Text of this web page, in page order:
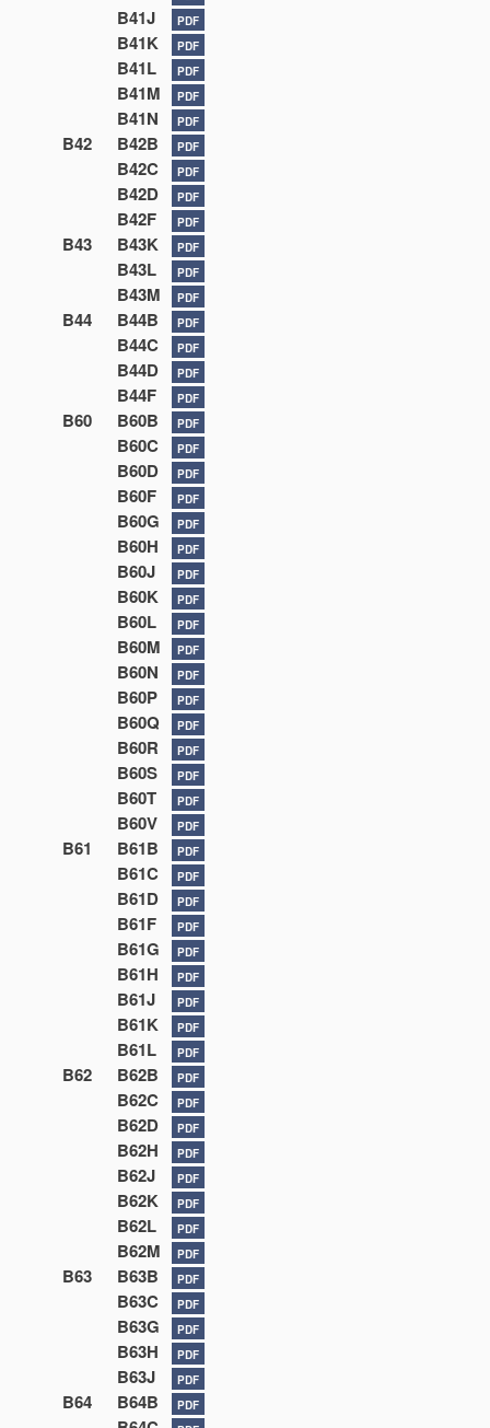
B41J PDF
B41K PDF
B41L PDF
B41M PDF
B41N PDF
B42 B42B PDF
B42C PDF
B42D PDF
B42F PDF
B43 B43K PDF
B43L PDF
B43M PDF
B44 B44B PDF
B44C PDF
B44D PDF
B44F PDF
B60 B60B PDF
B60C PDF
B60D PDF
B60F PDF
B60G PDF
B60H PDF
B60J PDF
B60K PDF
B60L PDF
B60M PDF
B60N PDF
B60P PDF
B60Q PDF
B60R PDF
B60S PDF
B60T PDF
B60V PDF
B61 B61B PDF
B61C PDF
B61D PDF
B61F PDF
B61G PDF
B61H PDF
B61J PDF
B61K PDF
B61L PDF
B62 B62B PDF
B62C PDF
B62D PDF
B62H PDF
B62J PDF
B62K PDF
B62L PDF
B62M PDF
B63 B63B PDF
B63C PDF
B63G PDF
B63H PDF
B63J PDF
B64 B64B PDF